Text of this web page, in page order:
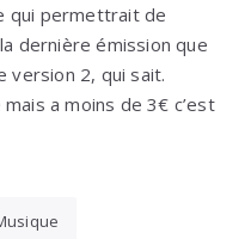
qui permettrait de
dernière émission que
version 2, qui sait.
a moins de 3€ c’est